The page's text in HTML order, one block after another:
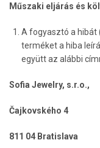
Műszaki eljárás és
A fogyasztó a hibát
terméket a hiba
együtt az alábbi
Sofia Jewelry, s.r.o.,
Čajkovského 4
811 04 Bratislava